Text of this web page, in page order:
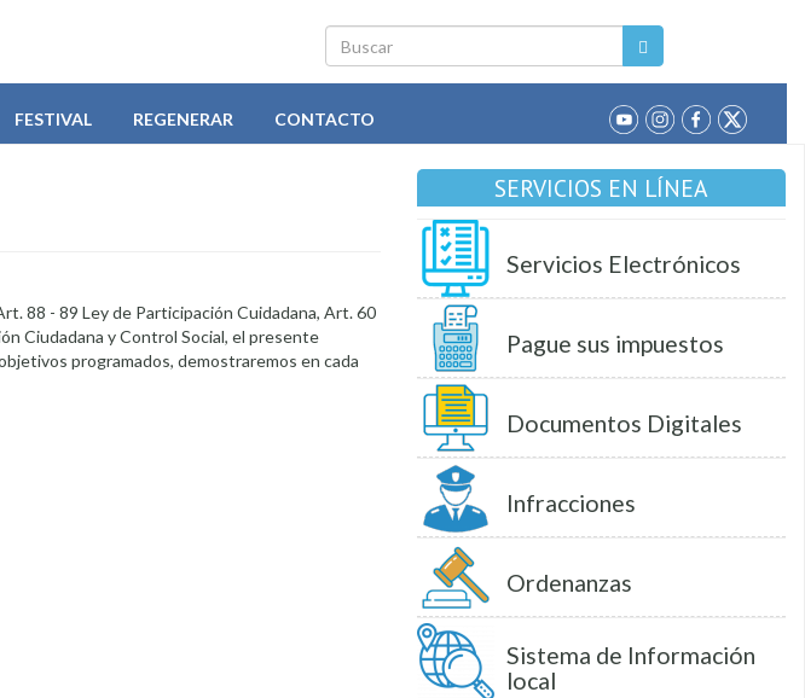
Buscar
FESTIVAL REGENERAR CONTACTO
88 - 89 Ley de Participación Cuidadana, Art. 60
Ciudadana y Control Social, el presente
programados, demostraremos en cada
SERVICIOS EN LÍNEA
Servicios Electrónicos
Pague sus impuestos
Documentos Digitales
Infracciones
Ordenanzas
Sistema de Información
local